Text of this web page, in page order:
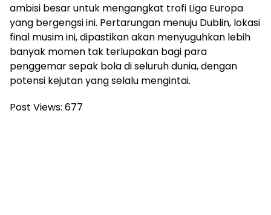
ambisi besar untuk mengangkat trofi Liga Europa
yang bergengsi ini. Pertarungan menuju Dublin, lokasi
final musim ini, dipastikan akan menyuguhkan lebih
banyak momen tak terlupakan bagi para
penggemar sepak bola di seluruh dunia, dengan
potensi kejutan yang selalu mengintai.
Post Views: 677